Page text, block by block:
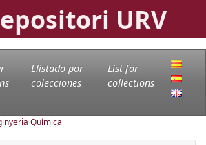
URV
Llistado por
colecciones
List for
collections
Química